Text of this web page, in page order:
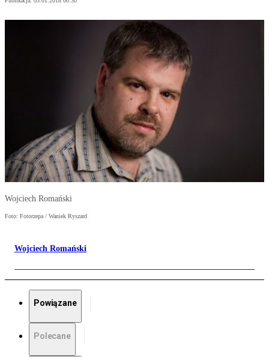
Wojciech Romański
Foto: Fotorzepa / Waniek Ryszard
Wojciech Romański
Powiązane
Polecane